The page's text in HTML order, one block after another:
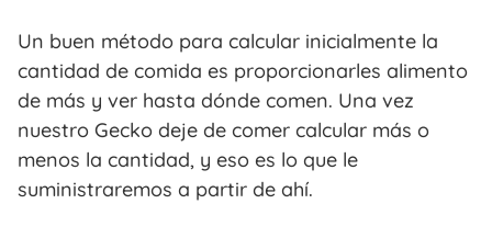
Un buen método para calcular inicialmente la
cantidad de comida es proporcionarles alimento
de más y ver hasta dónde comen. Una vez
nuestro Gecko deje de comer calcular más o
menos la cantidad, y eso es lo que le
suministraremos a partir de ahí.